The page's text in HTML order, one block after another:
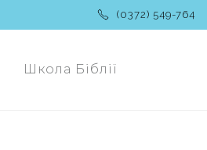
(0372) 549-764
Школа Біблії